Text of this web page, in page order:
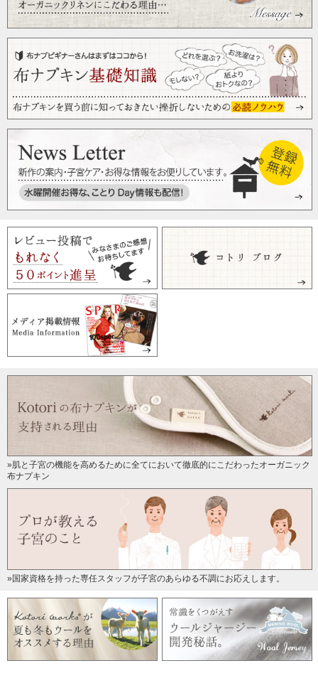
おりナプなどの型もあるのかと思っていました。
自分で作るなら、ちょうど良い物だと思います。
ありがとうございます。
2016/07/22 投稿者：ima 評価：★★★★★
今すぐ必要だった訳では無いのですが、リネン生地を購入し
たので。
2016/07/08 投稿者：yuzuman 評価：
布地をたくさん購入したので、説明書があるのはとても助か
ります!手作りだと自分のサイズに合わせられるので嬉しいで
す。
ありがたい型紙です!
生地の裁断時に効率的に生地が取れる取り方から、縫い方ま
で型紙に記載してあり、とても親切で嬉しいです♪
まだMサイズしか作っていないのですが、これから他のサイ
ズも作りたいと思います♪
わかりやすいです
2016/03/09 投稿者：みーたん 評価：
★★★★★
はじめてですが、実物大で分かりやすかったです。
いろいろとサイズも変えてできそうです。
2016/02/29 投稿者：るぅ 評価：★★★★★
布ナプはまったくの初心者ですので、とても助かりました。
もったいないので型紙をとってつかっていますが
»肌と子宮の機能を高めるために全てにおいて徹底的にこだわったオーガニック
布ナプキン
»国家資格を持った専任スタッフが子宮のあらゆる不調にお応えします。